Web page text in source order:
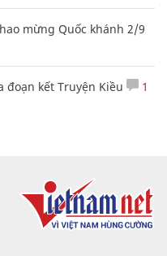
mừng Quốc khánh 2/9
kết Truyện Kiều 1